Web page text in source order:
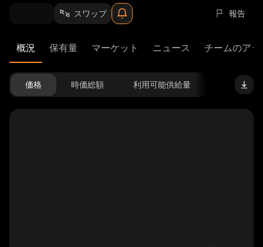
スワップ 報告
概況 保有量 マーケット ニュース チームのア
価格 時価総額 利用可能供給量